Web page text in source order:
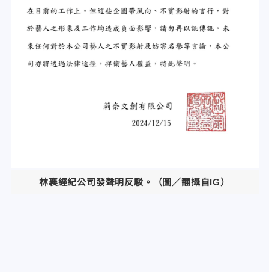
林襄經紀公司發聲明反駁。（圖／翻攝自IG）